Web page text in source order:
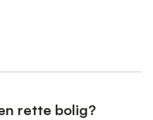
rette bolig?